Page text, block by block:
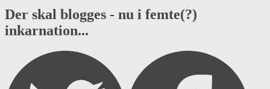
Der skal blogges - nu i femte(?)
inkarnation...